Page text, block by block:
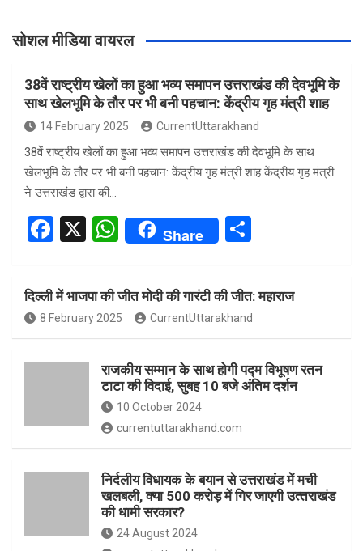
सोशल मीडिया वायरल
38वें राष्ट्रीय खेलों का हुआ भव्य समापन उत्तराखंड की देवभूमि के
साथ खेलभूमि के तौर पर भी बनी पहचान: केंद्रीय गृह मंत्री शाह
14 February 2025 CurrentUttarakhand
38वें राष्ट्रीय खेलों का हुआ भव्य समापन उत्तराखंड की देवभूमि के साथ
खेलभूमि के तौर पर भी बनी पहचान: केंद्रीय गृह मंत्री शाह केंद्रीय गृह मंत्री
ने उत्तराखंड द्वारा की…
F
ce
b
o
o
X
W
at
s
A
p
p
Share
e
दिल्ली में भाजपा की जीत मोदी की गारंटी की जीत: महाराज
8 February 2025 CurrentUttarakhand
राजकीय सम्मान के साथ होगी पद्म विभूषण रतन
टाटा की विदाई, सुबह 10 बजे अंतिम दर्शन
10 October 2024
currentuttarakhand.com
निर्दलीय विधायक के बयान से उत्तराखंड में मची
खलबली, क्‍या 500 करोड़ में गिर जाएगी उत्‍तराखंड
की धामी सरकार?
24 August 2024